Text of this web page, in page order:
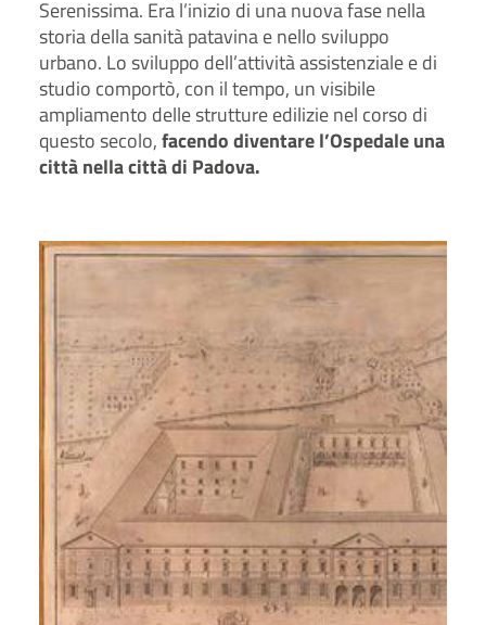
Serenissima. Era l’inizio di una nuova fase nella
storia della sanità patavina e nello sviluppo
urbano. Lo sviluppo dell’attività assistenziale e di
studio comportò, con il tempo, un visibile
ampliamento delle strutture edilizie nel corso di
questo secolo,facendo diventare l’Ospedale una
città nella città di Padova.